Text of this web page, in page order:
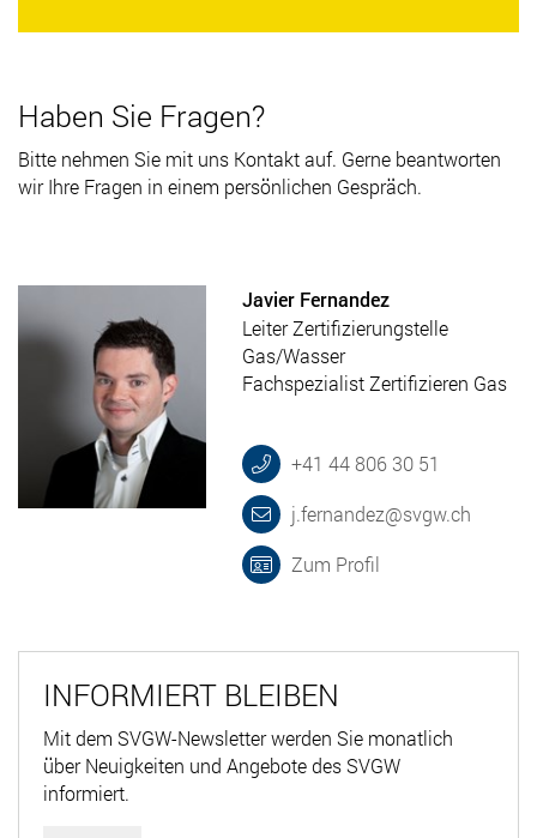
Haben Sie Fragen?
Bitte nehmen Sie mit uns Kontakt auf. Gerne beantworten
wir Ihre Fragen in einem persönlichen Gespräch.
Javier Fernandez
Leiter Zertifizierungstelle
Gas/Wasser
Fachspezialist Zertifizieren Gas
+41 44 806 30 51
j.fernandez@svgw.ch
Zum Profil
INFORMIERT BLEIBEN
Mit dem SVGW-Newsletter werden Sie monatlich
über Neuigkeiten und Angebote des SVGW
informiert.